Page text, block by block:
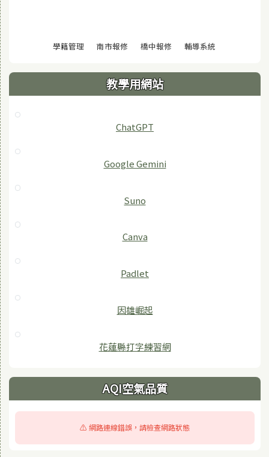
學籍管理(另開視窗)
南市報修(另開視窗)
橋中報修(另開視窗)
輔導系統(另開視窗)
教學用網站
ChatGPT
‎Google Gemini
Suno
Canva
Padlet
因雄崛起
花蓮縣打字練習網
AQI空氣品質
⚠️ 網路連線錯誤，請檢查網路狀態